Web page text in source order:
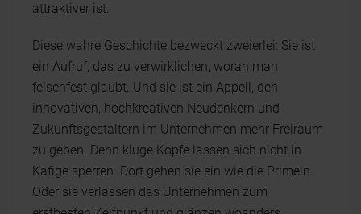
attraktiver ist.
Diese wahre Geschichte bezweckt zweierlei: Sie ist
ein Aufruf, das zu verwirklichen, woran man
felsenfest glaubt. Und sie ist ein Appell, den
innovativen, hochkreativen Neudenkern und
Zukunftsgestaltern im Unternehmen mehr Freiraum
zu geben. Denn kluge Köpfe lassen sich nicht in
Käfige sperren. Dort gehen sie ein wie die Primeln.
Oder sie verlassen das Unternehmen zum